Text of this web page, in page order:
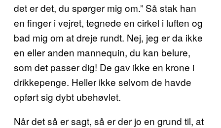
det er det, du spørger mig om.” Så stak han
en finger i vejret, tegnede en cirkel i luften og
bad mig om at dreje rundt. Nej, jeg er da ikke
en eller anden mannequin, du kan belure,
som det passer dig! De gav ikke en krone i
drikkepenge. Heller ikke selvom de havde
opført sig dybt ubehøvlet.
Når det så er sagt, så er der jo en grund til, at